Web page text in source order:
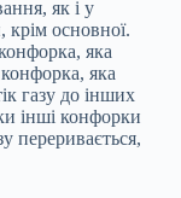
як і у
основної.
яка
яка
газу до інших
інші конфорки
переривається,